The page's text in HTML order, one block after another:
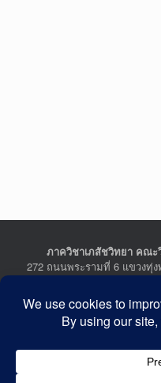
ภาควิชาเภสัชวิทยา คณ
272 ถนนพระรามที่ 6 แขวงทุ่ง
Department of
272 Rama VI Road,
Tel : +662-201-